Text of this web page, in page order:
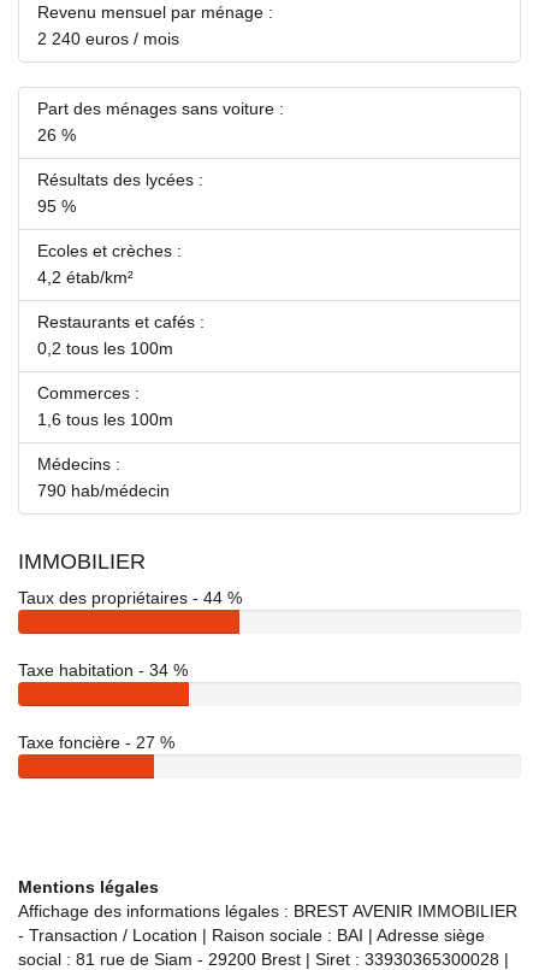
Revenu mensuel par ménage :
2 240 euros / mois
Part des ménages sans voiture :
26 %
Résultats des lycées :
95 %
Ecoles et crèches :
4,2 étab/km²
Restaurants et cafés :
0,2 tous les 100m
Commerces :
1,6 tous les 100m
Médecins :
790 hab/médecin
IMMOBILIER
Taux des propriétaires - 44 %
Taxe habitation - 34 %
Taxe foncière - 27 %
Mentions légales
Affichage des informations légales : BREST AVENIR IMMOBILIER
- Transaction / Location | Raison sociale : BAI | Adresse siège
social : 81 rue de Siam - 29200 Brest | Siret : 33930365300028 |